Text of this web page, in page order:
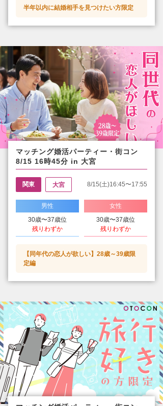
半年以内に結婚相手を見つけたい方限定
マッチング婚活パーティー・街コン
8/15 16時45分 in 大宮
関東 大宮 8/15(土)16:45〜17:55
男性
30歳〜37歳位
残りわずか
女性
30歳〜37歳位
残りわずか
【同年代の恋人が欲しい】28歳～39歳限
定編